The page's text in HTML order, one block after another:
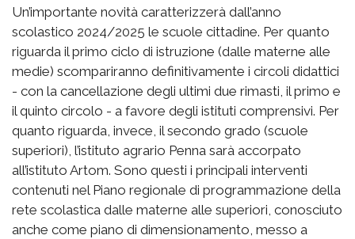
Un’importante novità caratterizzerà dall’anno
scolastico 2024/2025 le scuole cittadine. Per quanto
riguarda il primo ciclo di istruzione (dalle materne alle
medie) scompariranno definitivamente i circoli didattici
- con la cancellazione degli ultimi due rimasti, il primo e
il quinto circolo - a favore degli istituti comprensivi. Per
quanto riguarda, invece, il secondo grado (scuole
superiori), l’istituto agrario Penna sarà accorpato
all’istituto Artom. Sono questi i principali interventi
contenuti nel Piano regionale di programmazione della
rete scolastica dalle materne alle superiori, conosciuto
anche come piano di dimensionamento, messo a